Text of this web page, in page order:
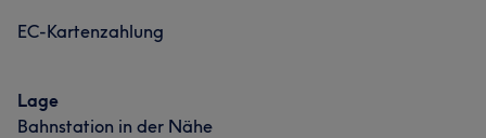
EC-Kartenzahlung
Lage
Bahnstation in der Nähe